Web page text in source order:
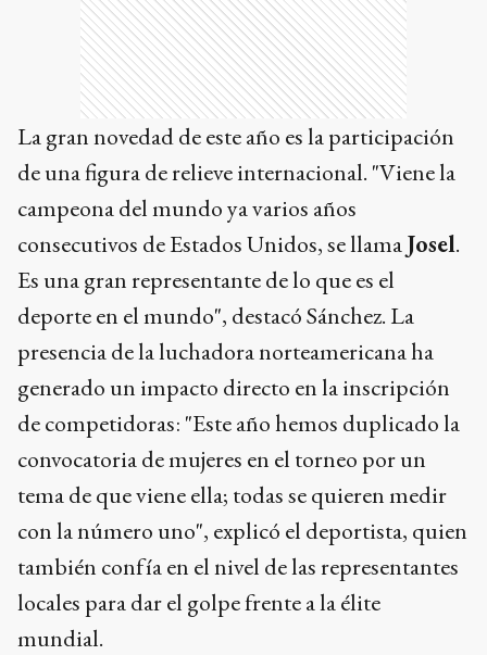
La gran novedad de este año es la participación
de una figura de relieve internacional. "Viene la
campeona del mundo ya varios años
consecutivos de Estados Unidos, se llamaJosel.
Es una gran representante de lo que es el
deporte en el mundo", destacó Sánchez. La
presencia de la luchadora norteamericana ha
generado un impacto directo en la inscripción
de competidoras: "Este año hemos duplicado la
convocatoria de mujeres en el torneo por un
tema de que viene ella; todas se quieren medir
con la número uno", explicó el deportista, quien
también confía en el nivel de las representantes
locales para dar el golpe frente a la élite
mundial.